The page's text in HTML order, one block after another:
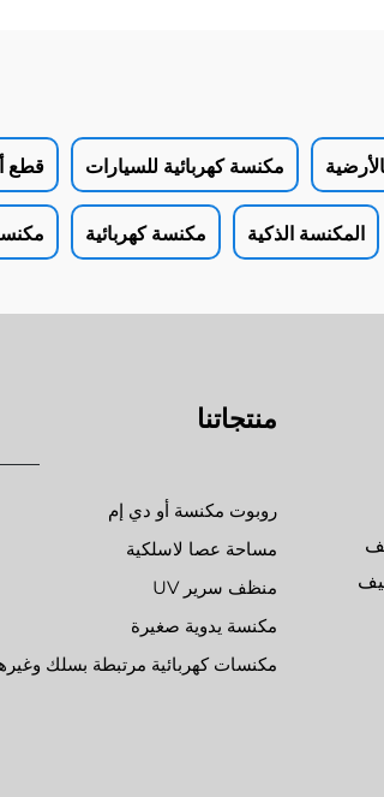
مكنسة كهربائية للسيارات قطع
المكنسة الذكية مكنسة كهربائية
منتجاتنا
روبوت مكنسة أو دي إم
مساحة عصا لاسلكية
منظف سرير UV
مكنسة يدوية صغيرة
مكنسات كهربائية مرتبطة بسلك